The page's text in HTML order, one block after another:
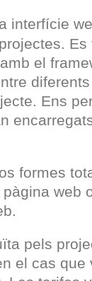
interfície
Es
el
Ens
formes
web
pels
el cas que